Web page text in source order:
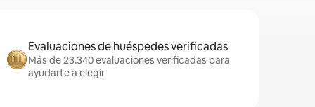
Evaluaciones de huéspedes verificadas
Más de 23.340 evaluaciones verificadas para
ayudarte a elegir